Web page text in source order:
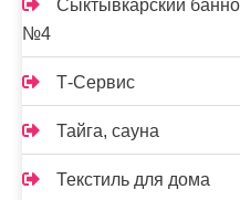
Сыктывкарский
№4
Т-Сервис
Тайга, сауна
Текстиль для дома